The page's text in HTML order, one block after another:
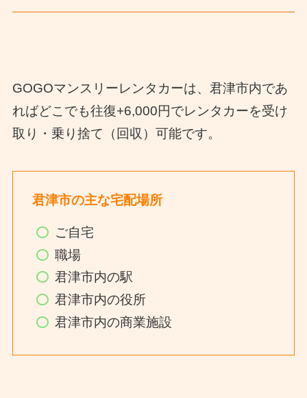
GOGOマンスリーレンタカーは、君津市内であ
ればどこでも往復+6,000円でレンタカーを受け
取り・乗り捨て（回収）可能です。
君津市の主な宅配場所
ご自宅
職場
君津市内の駅
君津市内の役所
君津市内の商業施設